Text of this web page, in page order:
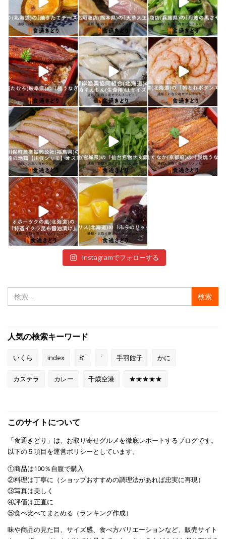
1月 17 1月 16 1月 15
shokutuu_kidori
1月 10
shokutuu_kidori
1月 9
shokutuu_kidori
1月 8
shokutuu_kidori
1月 7
shokutuu_kidori
1月 5
shokutuu_kidori
12月 30
shokutuu_kidori
12月 29
shokutuu_kidori
12月 28
Instagramでフォローする
索:
人気の検索キーワード
いくら index 8'' ' 手羽餃子 かに
カステラ カレー 千歳空港 ★★★★★
このサイトについて
「食通きどり」は、お取り寄せグルメを徹底レポートするブログです。
以下の５項目を運営ポリシーとしています。
①商品は100％自腹で購入
②料理は丁寧に（ショップおすすめの調理法があれば忠実に再現）
③写真は美しく
④評価は正直に
⑤食べ比べてまとめる（ランキング作成）
味や商品の見た目、サイズ感、食べ方バリエーションなど、販売サイト